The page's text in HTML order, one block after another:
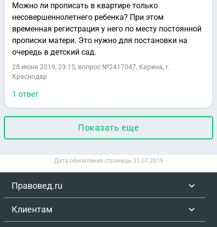
Можно ли прописать в квартире только
несовершеннолетнего ребенка? При этом
временная регистрация у него по месту постоянной
прописки матери. Это нужно для постановки на
очередь в детский сад.
28 июня 2019, 23:15, вопрос №2417047, Карина, г.
Краснодар
1 ответ
Показать еще
Дата обновления страницы 31.07.2019
Правовед.ru
Клиентам